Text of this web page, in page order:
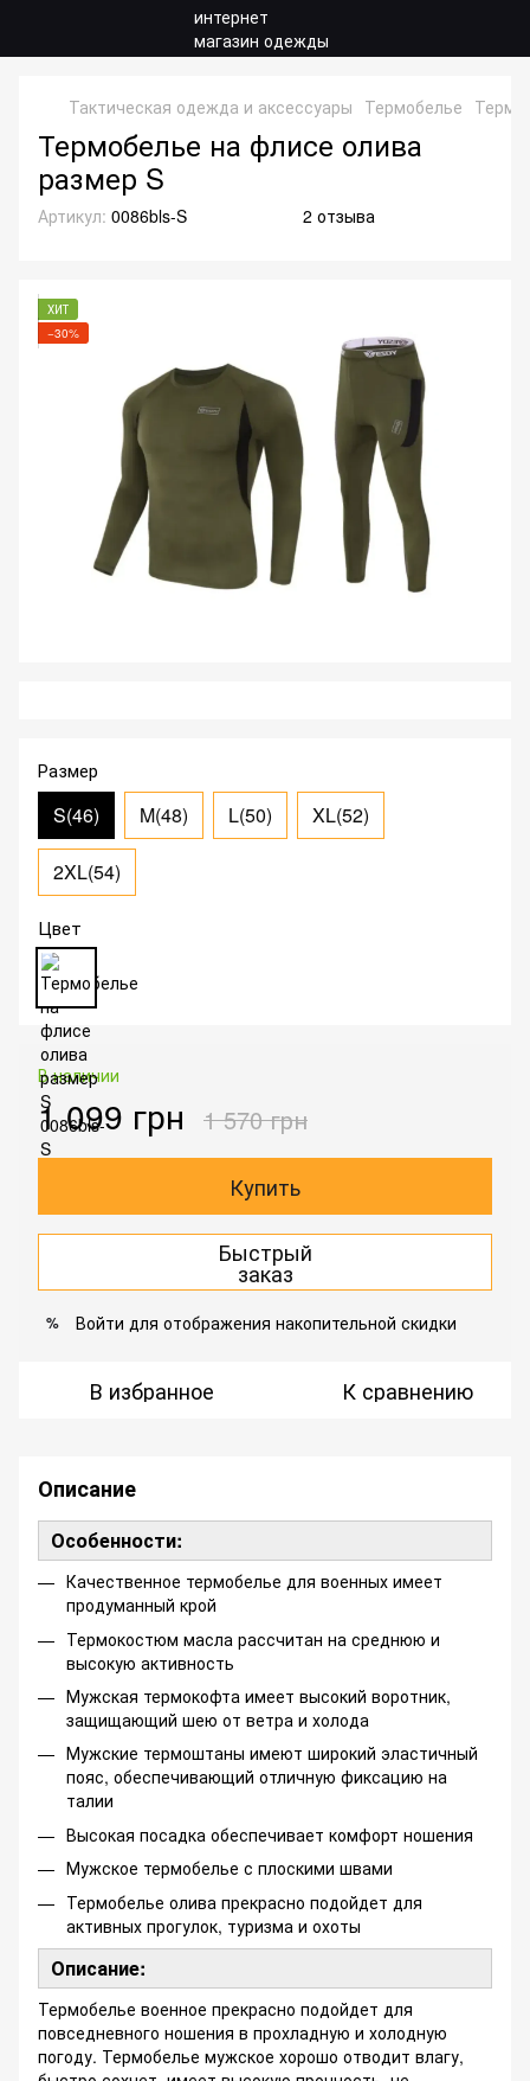
Тактическая одежда и аксессуары Термобелье
Термобелье на флисе олива
размер S
Артикул: 0086bls-S 2 отзыва
ХИТ
−30%
Размер
S(46) M(48) L(50) XL(52)
2XL(54)
Цвет
В наличии
1 099 грн 1 570 грн
Купить
Быстрый
заказ
% Войти для отображения накопительной скидки
В избранное К сравнению
Описание
Особенности:
Качественное термобелье для военных имеет
продуманный крой
Термокостюм масла рассчитан на среднюю и
высокую активность
Мужская термокофта имеет высокий воротник,
защищающий шею от ветра и холода
Мужские термоштаны имеют широкий эластичный
пояс, обеспечивающий отличную фиксацию на
талии
Высокая посадка обеспечивает комфорт ношения
Мужское термобелье с плоскими швами
Термобелье олива прекрасно подойдет для
активных прогулок, туризма и охоты
Описание:
Термобелье военное прекрасно подойдет для
повседневного ношения в прохладную и холодную
погоду. Термобелье мужское хорошо отводит влагу,